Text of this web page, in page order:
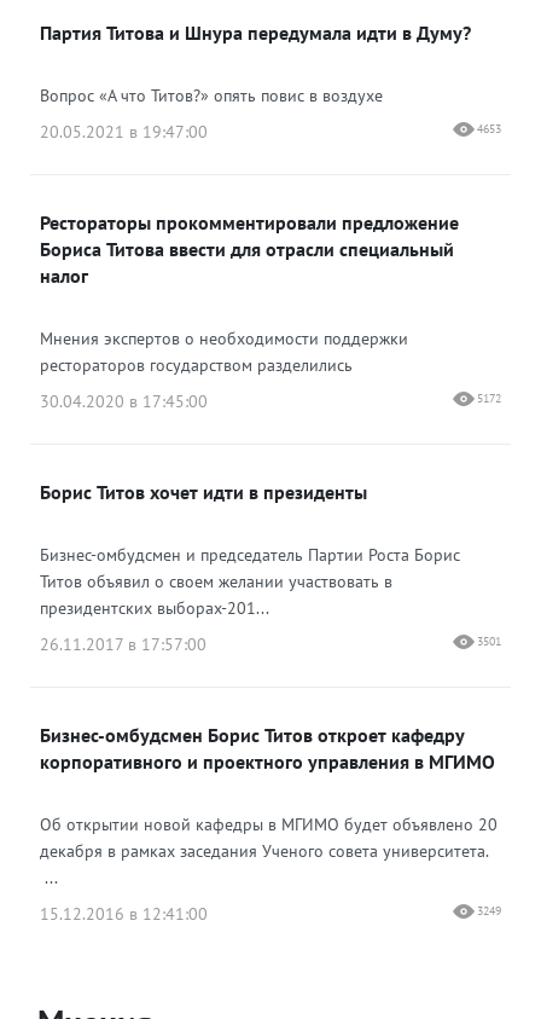
Партия Титова и Шнура передумала идти в Думу?
Вопрос «А что Титов?» опять повис в воздухе
20.05.2021 в 19:47:00
4653
Рестораторы прокомментировали предложение
Бориса Титова ввести для отрасли специальный
налог
Мнения экспертов о необходимости поддержки
рестораторов государством разделились
30.04.2020 в 17:45:00
5172
Борис Титов хочет идти в президенты
Бизнес-омбудсмен и председатель Партии Роста Борис
Титов объявил о своем желании участвовать в
президентских выборах-201...
26.11.2017 в 17:57:00
3501
Бизнес-омбудсмен Борис Титов откроет кафедру
корпоративного и проектного управления в МГИМО
Об открытии новой кафедры в МГИМО будет объявлено 20
декабря в рамках заседания Ученого совета университета.
...
15.12.2016 в 12:41:00
3249